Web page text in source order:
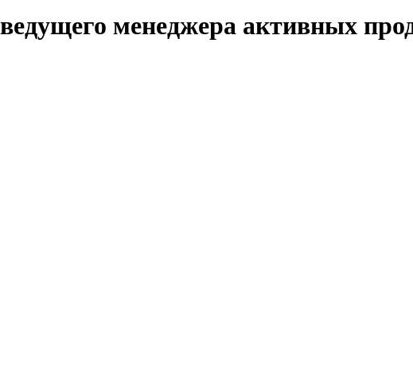
менеджера активных